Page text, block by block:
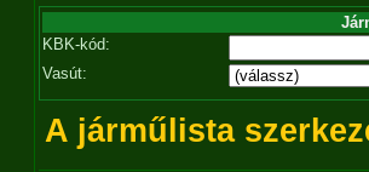
KBK-kód:
Vasút:
A járműlista